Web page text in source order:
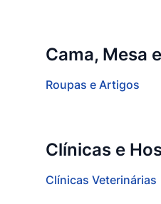
Cama, Mesa
Roupas e Artigos
Clínicas e
Clínicas Veterinárias